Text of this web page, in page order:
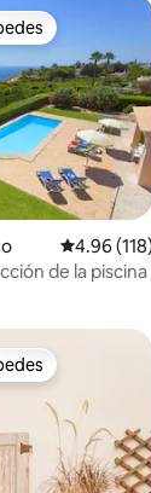
entre
4.96
de la piscina
entre